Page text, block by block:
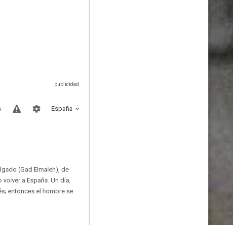
España
(Gad Elmaleh), de
a España. Un día,
entonces el hombre se